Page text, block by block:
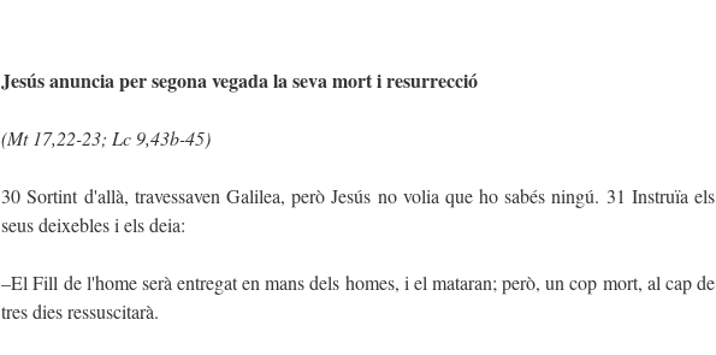
Jesús anuncia per segona vegada la seva mort i resurrecció
(Mt 17,22-23; Lc 9,43b-45)
30 Sortint d'allà, travessaven Galilea, però Jesús no volia que ho sabés ningú. 31 Instruïa els
seus deixebles i els deia:
–El Fill de l'home serà entregat en mans dels homes, i el mataran; però, un cop mort, al cap de
tres dies ressuscitarà.